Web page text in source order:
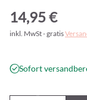
14,95 €
inkl. MwSt - gratis
Sofort